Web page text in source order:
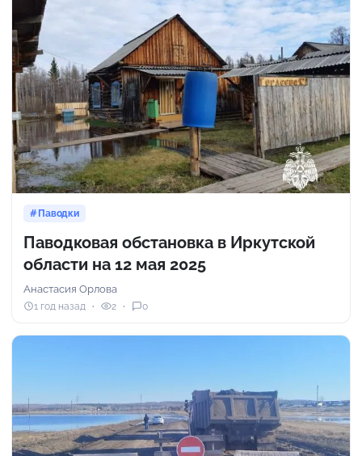
Паводки
Паводковая обстановка в Иркутской
области на 12 мая 2025
Анастасия Орлова
1 год назад 2 0